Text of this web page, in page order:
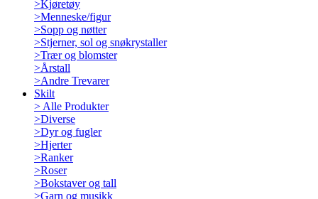
>Kjøretøy
>Menneske/figur
>Sopp og nøtter
>Stjerner, sol og snøkrystaller
>Trær og blomster
>Årstall
>Andre Trevarer
Skilt
> Alle Produkter
>Diverse
>Dyr og fugler
>Hjerter
>Ranker
>Roser
>Bokstaver og tall
>Garn og musikk